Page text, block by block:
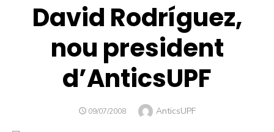
David Rodríguez,
nou president
d’AnticsUPF
POSTED
09/07/2008 Author
AnticsUPF